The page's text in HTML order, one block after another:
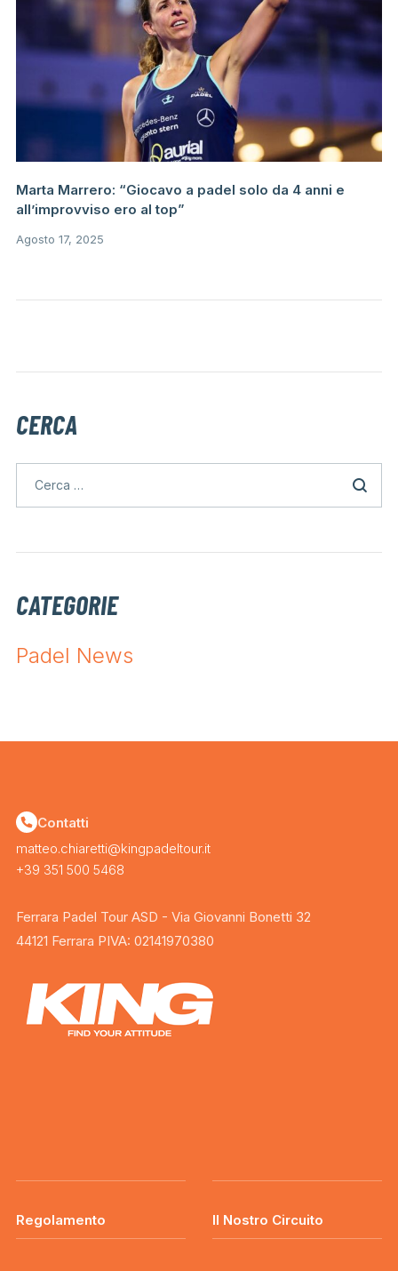
Marta Marrero: “Giocavo a padel solo da 4 anni e
all’improvviso ero al top”
Agosto 17, 2025
CERCA
CATEGORIE
Padel News
Contatti
matteo.chiaretti@kingpadeltour.it
+39 351 500 5468
Ferrara Padel Tour ASD - Via Giovanni Bonetti 32
44121 Ferrara PIVA: 02141970380
Regolamento Il Nostro Circuito